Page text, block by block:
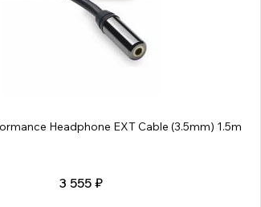
Headphone EXT Cable (3.5mm) 1.5m
3 555 ₽